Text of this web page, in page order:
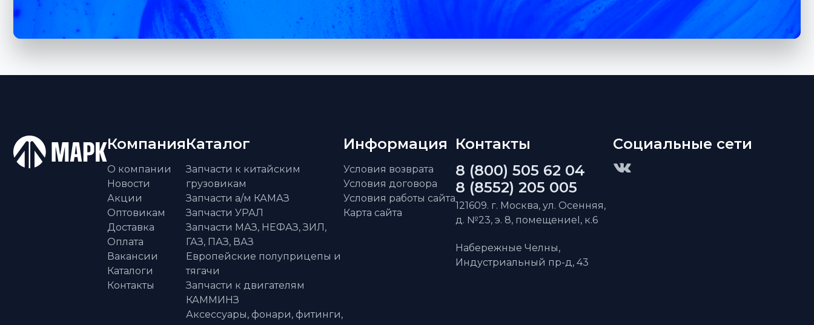
Компания
О компании
Новости
Акции
Оптовикам
Доставка
Оплата
Вакансии
Каталоги
Контакты
Каталог
Запчасти к китайским
грузовикам
Запчасти а/м КАМАЗ
Запчасти УРАЛ
Запчасти МАЗ, НЕФАЗ, ЗИЛ,
ГАЗ, ПАЗ, ВАЗ
Европейские полуприцепы и
тягачи
Запчасти к двигателям
КАММИНЗ
Аксессуары, фонари, фитинги,
Информация
Условия возврата
Условия договора
Условия работы сайта
Карта сайта
Контакты
8 (800) 505 62 04
8 (8552) 205 005
121609. г. Москва, ул. Осенняя,
д. №23, э. 8, помещениеI, к.6
Набережные Челны,
Индустриальный пр-д, 43
Социальные сети